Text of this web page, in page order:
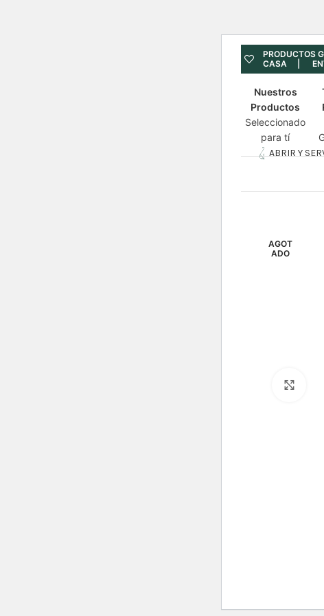
PRODUCTOS
CASA |
Nuestros
Productos
Seleccionado
para tí
ABRIR Y
AGOT
ADO